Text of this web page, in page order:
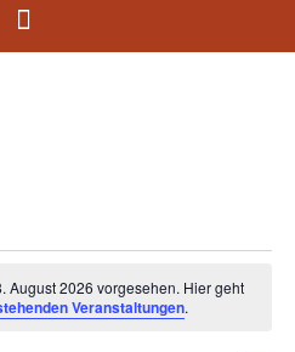
August 2026 vorgesehen. Hier geht
Veranstaltungen.